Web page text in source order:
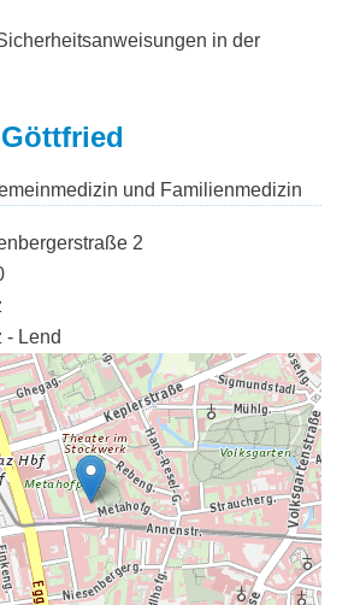
in der
und Familienmedizin
2
- Lend